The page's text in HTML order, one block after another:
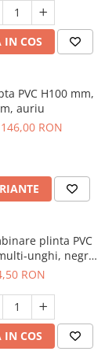
IN COS
PVC H100 mm,
auriu
RON
plinta PVC
unghi, negru
matRON
IN COS